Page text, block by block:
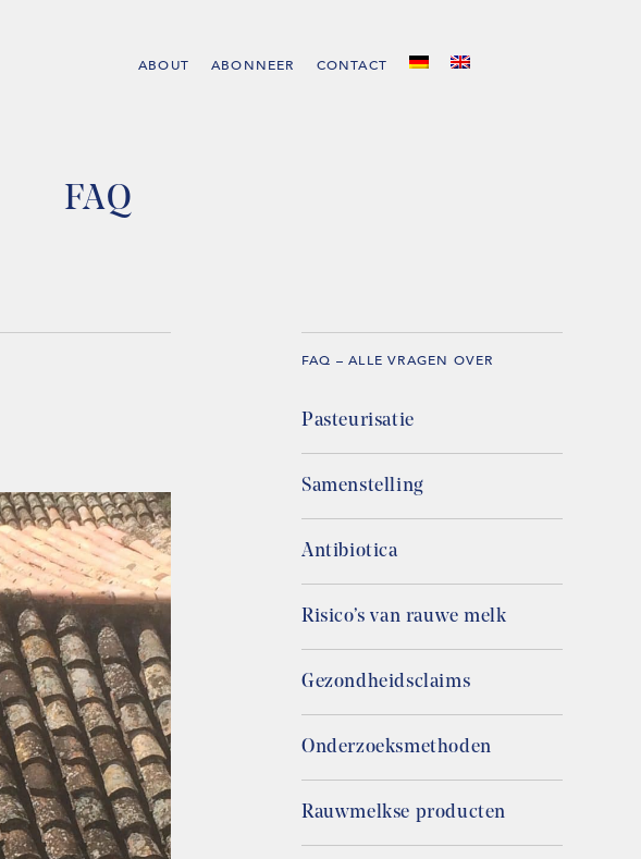
ABOUT ABONNEER CONTACT
FAQ
FAQ – ALLE VRAGEN OVER
Pasteurisatie
Samenstelling
Antibiotica
Risico’s van rauwe melk
Gezondheidsclaims
Onderzoeksmethoden
Rauwmelkse producten